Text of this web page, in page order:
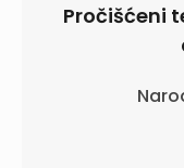
Pročišćeni